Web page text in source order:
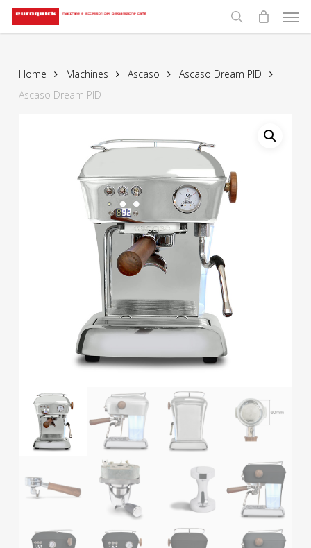
Skip
search
Home Machines Ascaso
Ascaso Dream PID
Ascaso Dream PID